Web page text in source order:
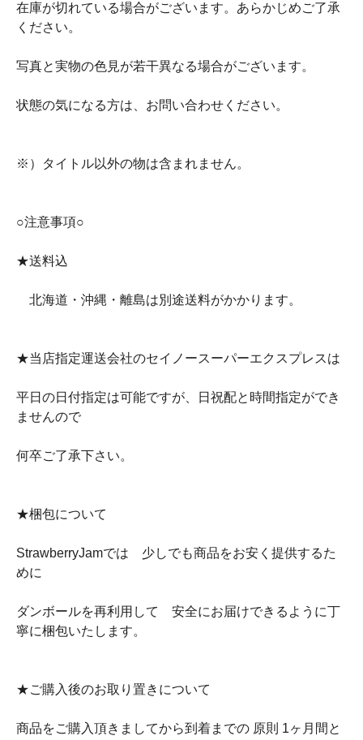
在庫が切れている場合がございます。あらかじめご了承
ください。
写真と実物の色見が若干異なる場合がございます。
状態の気になる方は、お問い合わせください。
※）タイトル以外の物は含まれません。
○注意事項○
★送料込
北海道・沖縄・離島は別途送料がかかります。
★当店指定運送会社のセイノースーパーエクスプレスは
平日の日付指定は可能ですが、日祝配と時間指定ができ
ませんので
何卒ご了承下さい。
★梱包について
StrawberryJamでは 少しでも商品をお安く提供するた
めに
ダンボールを再利用して 安全にお届けできるように丁
寧に梱包いたします。
★ご購入後のお取り置きについて
商品をご購入頂きましてから到着までの 原則 1ヶ月間と